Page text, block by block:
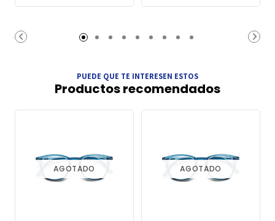
PUEDE QUE TE INTERESEN ESTOS
Productos recomendados
AGOTADO AGOTADO